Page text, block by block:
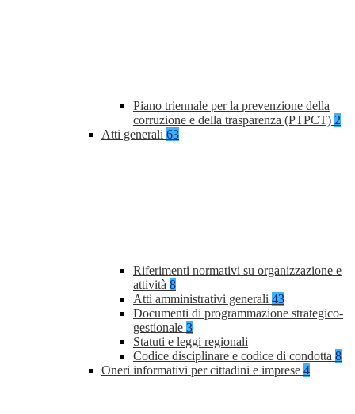
Piano triennale per la prevenzione della
corruzione e della trasparenza (PTPCT) 2
Atti generali 63
Riferimenti normativi su organizzazione e
attività 8
Atti amministrativi generali 43
Documenti di programmazione strategico-
gestionale 3
Statuti e leggi regionali
Codice disciplinare e codice di condotta 8
Oneri informativi per cittadini e imprese 4